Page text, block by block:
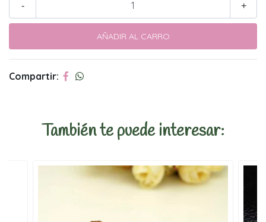
+
-
Compartir:
También te puede interesar: